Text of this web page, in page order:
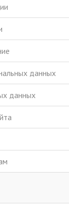
данных
данных